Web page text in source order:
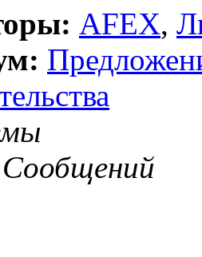
AFEX,
Сообщений